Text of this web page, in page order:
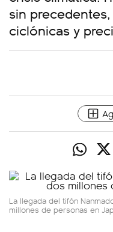
sin
ciclónicas y
La llegada del tifón
millones de personas en